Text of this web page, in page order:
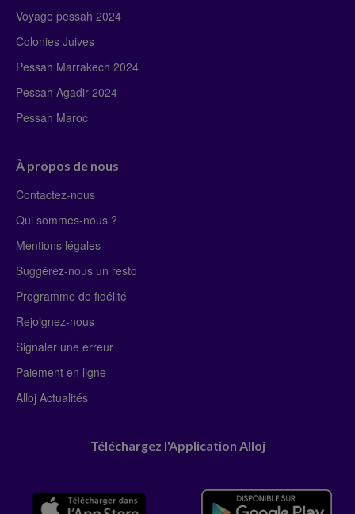
Voyage pessah 2024
Colonies Juives
Pessah Marrakech 2024
Pessah Agadir 2024
Pessah Maroc
À propos de nous
Contactez-nous
Qui sommes-nous ?
Mentions légales
Suggérez-nous un resto
Programme de fidélité
Rejoignez-nous
Signaler une erreur
Paiement en ligne
Alloj Actualités
Téléchargez l'Application Alloj